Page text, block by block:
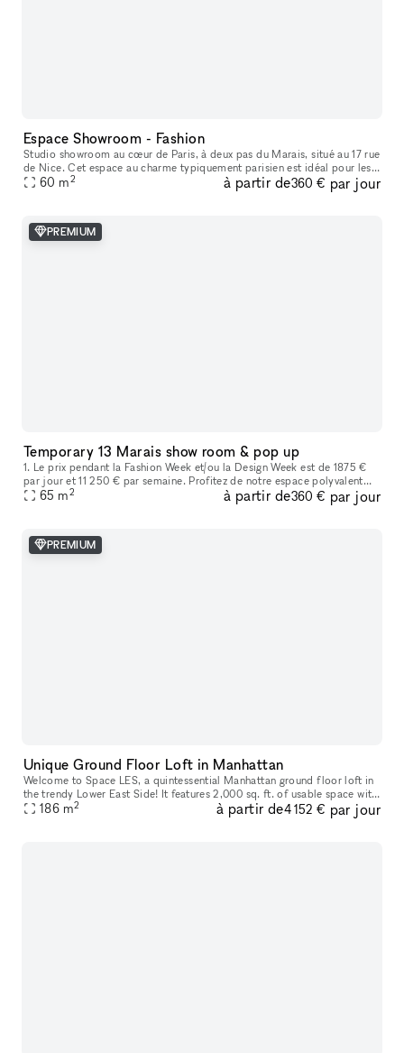
Espace Showroom - Fashion
Studio showroom au cœur de Paris, à deux pas du Marais, situé au 17 rue
de Nice. Cet espace au charme typiquement parisien est idéal pour les
showrooms, présentations de collections, pop-ups et événe
60 m2 à partir de360 € par jour
PREMIUM
Temporary 13 Marais show room & pop up
1. Le prix pendant la Fashion Week et/ou la Design Week est de 1875 €
par jour et 11 250 € par semaine. Profitez de notre espace polyvalent
idéal pour les showrooms de mode, les produits de luxe, les
65 m2 à partir de360 € par jour
PREMIUM
Unique Ground Floor Loft in Manhattan
Welcome to Space LES, a quintessential Manhattan ground floor loft in
the trendy Lower East Side! It features 2,000 sq. ft. of usable space with
a comfortable capacity of 125 people, 11 ft ceiling, a
186 m2 à partir de4 152 € par jour